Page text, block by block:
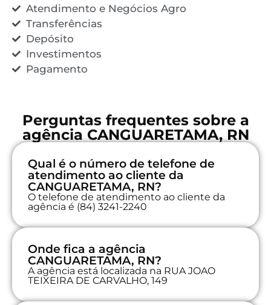
Atendimento e Negócios Agro
Transferências
Depósito
Investimentos
Pagamento
Perguntas frequentes sobre a
agência CANGUARETAMA, RN
Qual é o número de telefone de
atendimento ao cliente da
CANGUARETAMA, RN?
O telefone de atendimento ao cliente da
agência é (84) 3241-2240
Onde fica a agência
CANGUARETAMA, RN?
A agência está localizada na RUA JOAO
TEIXEIRA DE CARVALHO, 149